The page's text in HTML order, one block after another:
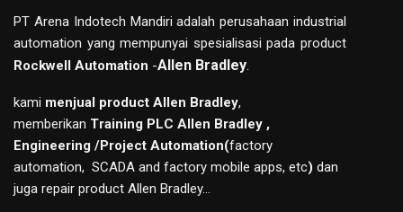
PT Arena Indotech Mandiri adalah perusahaan industrial
automation yang mempunyai spesialisasi pada product
Rockwell Automation -Allen Bradley.
kami menjual product Allen Bradley,
memberikan Training PLC Allen Bradley ,
Engineering /Project Automation(factory
automation, SCADA and factory mobile apps, etc) dan
juga repair product Allen Bradley...